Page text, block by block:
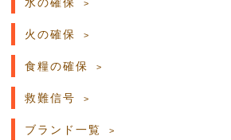
水の確保
火の確保
食糧の確保
救難信号
ブランド一覧